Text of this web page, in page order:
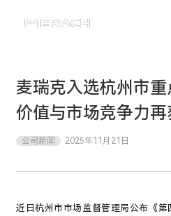
麦瑞克入选杭州市
价值与市场竞争力
公司新闻 2025年11月21日
近日杭州市市场监督管理局公布《